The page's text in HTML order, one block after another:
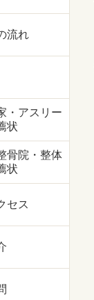
流れ
・アスリー
状
骨院・整体
状
セス